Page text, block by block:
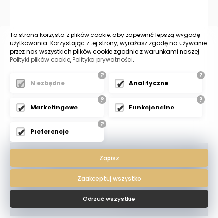
© 2023 - Kancelaria Radcy Prawnego Ewa
Banasik
Kancelaria do sprawy o rozwód i o spadek Katowice - dobry
prawnik radca prawny. Rozwody spadki.
Expo-net.pl
Ta strona korzysta z plików cookie, aby zapewnić lepszą wygodę
użytkowania. Korzystając z tej strony, wyrażasz zgodę na używanie
przez nas wszystkich plików cookie zgodnie z warunkami naszej
Polityki plików cookie,Polityka prywatności.
?
Niezbędne
?
Analityczne
?
Marketingowe
?
Funkcjonalne
?
Preferencje
Zapisz
Zaakceptuj wszystko
Odrzuć wszystkie